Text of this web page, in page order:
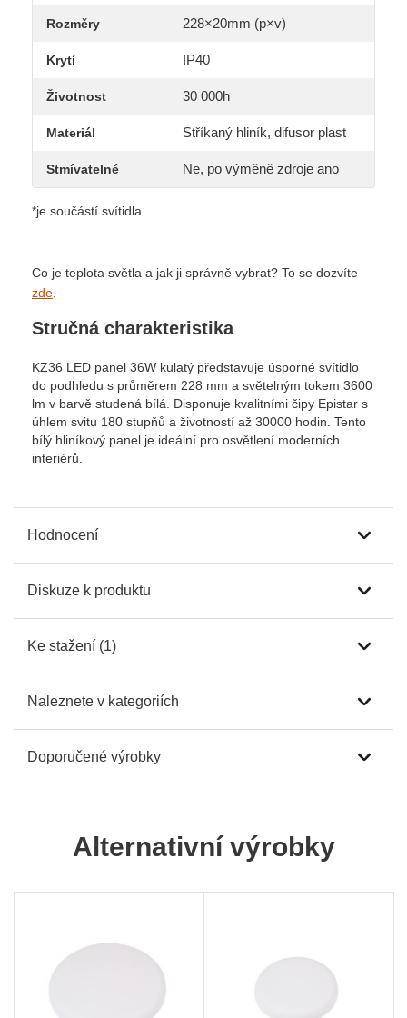
Rozměry 228×20mm (p×v)
Krytí IP40
Životnost 30 000h
Materiál Stříkaný hliník, difusor plast
Stmívatelné Ne, po výměně zdroje ano
*je součástí svítidla
Co je teplota světla a jak ji správně vybrat? To se dozvíte
zde
Stručná charakteristika
KZ36 LED panel 36W kulatý představuje úsporné svítidlo
do podhledu s průměrem 228 mm a světelným tokem 3600
lm v barvě studená bílá. Disponuje kvalitními čipy Epistar s
úhlem svitu 180 stupňů a životností až 30000 hodin. Tento
bílý hliníkový panel je ideální pro osvětlení moderních
interiérů.
Hodnocení
Diskuze k produktu
Ke stažení (1)
Naleznete v kategoriích
Doporučené výrobky
Alternativní výrobky